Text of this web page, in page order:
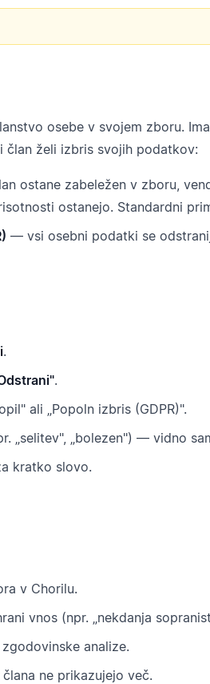
osebe v svojem zboru.
član želi izbris svojih podatkov:
ostane zabeležen v zboru,
ostanejo. Standardni
— vsi osebni podatki se
.
.
ali „Popoln izbris (GDPR)".
„selitev", „bolezen") — vidno
kratko slovo.
v Chorilu.
vnos (npr. „nekdanja
analize.
člana ne prikazujejo več.